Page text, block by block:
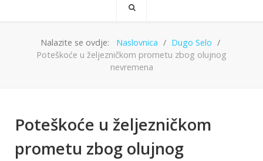
Nalazite se ovdje: Naslovnica
Dugo Selo
Poteškoće u željezničkom prometu zbog olujnog
nevremena
Poteškoće u željezničkom
prometu zbog olujnog